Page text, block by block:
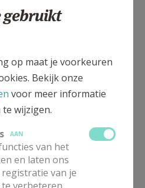
nodigde priester Elia
“Jezus, ik zie je graag.”
bijzonder ontroerend
om dit onvergetelijke
te leggen op beeld.
buiten, werd het een
gebruikt
op maat je voorkeuren
Bekijk onze
voor meer informatie
wijzigen.
AAN
van het
en laten ons
van je
verbeteren.